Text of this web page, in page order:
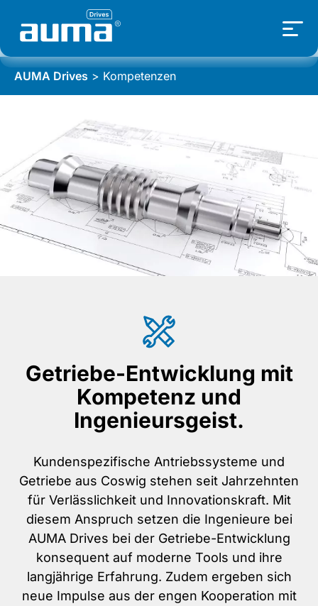
AUMA Drives > Kompetenzen
Getriebe-Entwicklung mit
Kompetenz und
Ingenieursgeist.
Kundenspezifische Antriebssysteme und
Getriebe aus Coswig stehen seit Jahrzehnten
für Verlässlichkeit und Innovationskraft. Mit
diesem Anspruch setzen die Ingenieure bei
AUMA Drives bei der Getriebe-Entwicklung
konsequent auf moderne Tools und ihre
langjährige Erfahrung. Zudem ergeben sich
neue Impulse aus der engen Kooperation mit